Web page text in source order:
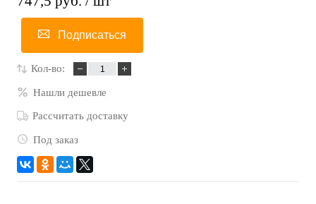
Подписаться
Кол-во:
Нашли дешевле
Рассчитать доставку
Под заказ